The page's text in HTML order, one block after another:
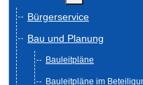
Bürgerservice
Bau und Planung
Bauleitpläne
Bauleitpläne im